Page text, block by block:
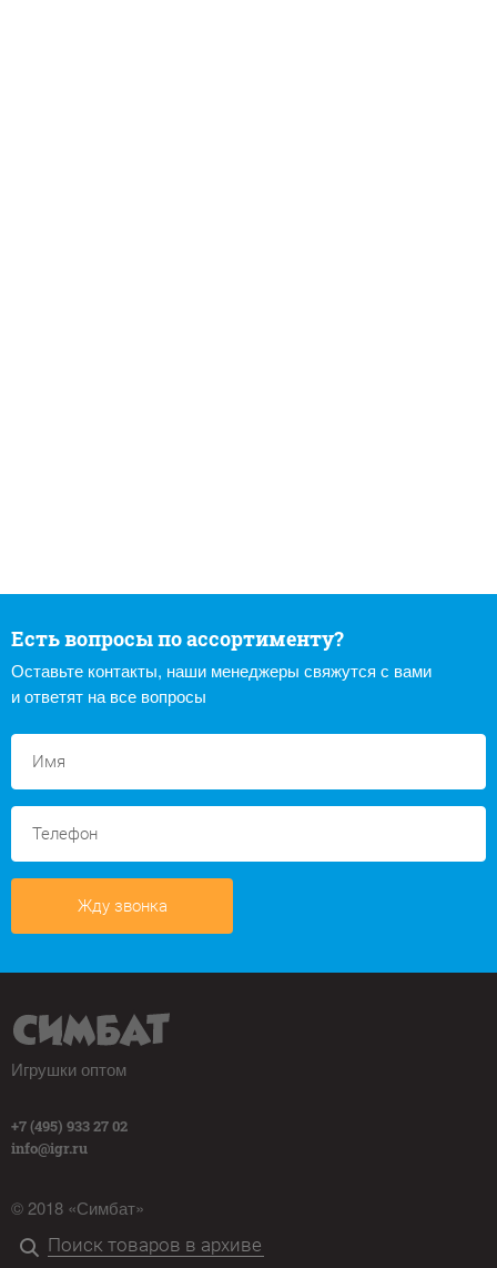
Есть вопросы по ассортименту?
Оставьте контакты, наши менеджеры свяжутся с вами
и ответят на все вопросы
Жду звонка
Игрушки оптом
+7 (495) 933 27 02
info@igr.ru
© 2018 «Симбат»